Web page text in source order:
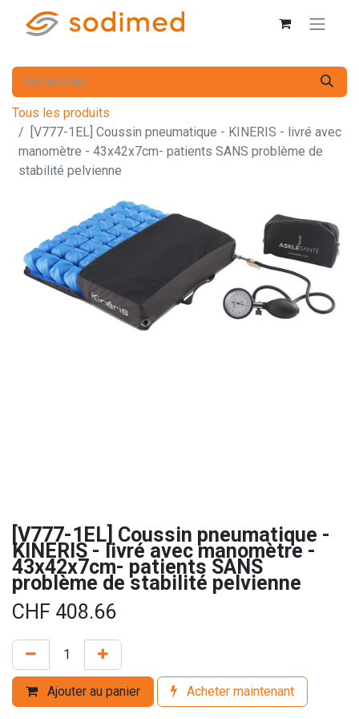
Tous les produits
[V777-1EL] Coussin pneumatique - KINERIS - livré avec
manomètre - 43x42x7cm- patients SANS problème de
stabilité pelvienne
[V777-1EL] Coussin pneumatique -
KINERIS - livré avec manomètre -
43x42x7cm- patients SANS
problème de stabilité pelvienne
CHF 408.66
Ajouter au panier Acheter maintenant